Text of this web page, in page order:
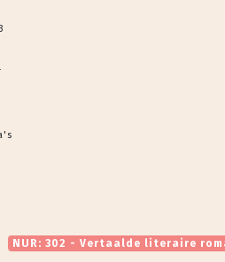
NUR: 302 - Vertaalde literaire